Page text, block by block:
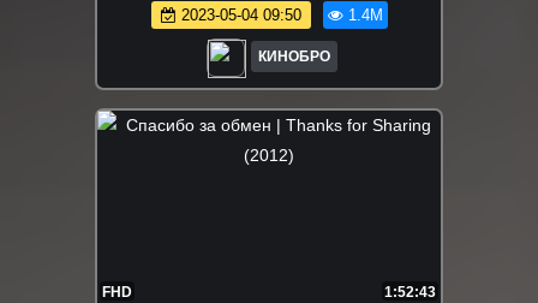
2023-05-04 09:50 1.4M
КИНОБРО
FHD 1:52:43